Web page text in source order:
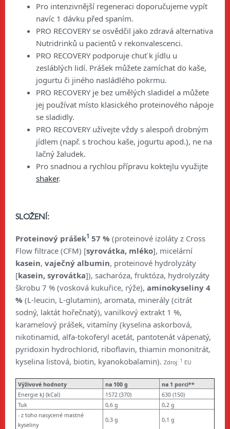
Pro intenzivnější regeneraci doporučujeme vypít
navíc 1 dávku před spaním.
PRO RECOVERY se osvědčil jako zdravá alternativa
Nutridrinků u pacientů v rekonvalescenci.
PRO RECOVERY podporuje chuť k jídlu u
zesláblých lidí. Prášek můžete zamíchat do kaše,
jogurtu či jiného nasládlého pokrmu.
PRO RECOVERY je bez umělých sladidel a můžete
jej používat místo klasického proteinového nápoje
se sladidly.
PRO RECOVERY užívejte vždy s alespoň drobným
jídlem (např. s trochou kaše, jogurtu apod.), ne na
lačný žaludek.
Pro snadnou a rychlou přípravu koktejlu využijte
shaker.
SLOŽENÍ:
Proteinový prášek1 57 % (proteinové izoláty z Cross
Flow filtrace (CFM) [syrovátka, mléko], micelární
kasein, vaječný albumin, proteinové hydrolyzáty
[kasein, syrovátka]), sacharóza, fruktóza, hydrolyzáty
škrobu 7 % (vosková kukuřice, rýže), aminokyseliny 4
% (L-leucin, L-glutamin), aromata, minerály (citrát
sodný, laktát hořečnatý), vanilkový extrakt 1 %,
karamelový prášek, vitamíny (kyselina askorbová,
nikotinamid, alfa-tokoferyl acetát, pantotenát vápenatý,
pyridoxin hydrochlorid, riboflavin, thiamin mononitrát,
kyselina listová, biotin, kyanokobalamin). Zdroj: 1 EU
Výživové hodnoty na 100 g
na 1 porci**
Energie kJ (kCal)
1572 (370)
630 (150)
Tuk
0,6 g
0,2 g
- z toho nasycené mastné
kyseliny
0,3 g 0,1 g